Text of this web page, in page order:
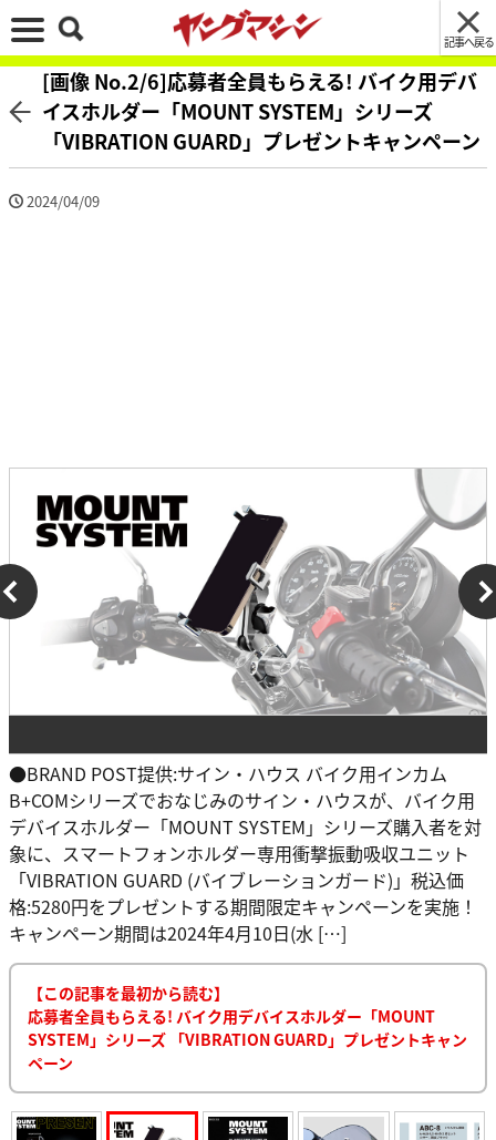
記事へ戻る
[画像 No.2/6]応募者全員もらえる! バイク用デバ
イスホルダー「MOUNT SYSTEM」シリーズ
「VIBRATION GUARD」プレゼントキャンペーン
2024/04/09
●BRAND POST提供:サイン・ハウス バイク用インカム
B+COMシリーズでおなじみのサイン・ハウスが、バイク用
デバイスホルダー「MOUNT SYSTEM」シリーズ購入者を対
象に、スマートフォンホルダー専用衝撃振動吸収ユニット
「VIBRATION GUARD (バイブレーションガード)」税込価
格:5280円をプレゼントする期間限定キャンペーンを実施！
キャンペーン期間は2024年4月10日(水 […]
【この記事を最初から読む】
応募者全員もらえる! バイク用デバイスホルダー「MOUNT
SYSTEM」シリーズ 「VIBRATION GUARD」プレゼントキャン
ペーン